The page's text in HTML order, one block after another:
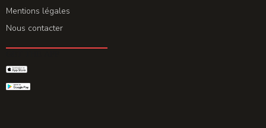
Mentions légales
Nous contacter